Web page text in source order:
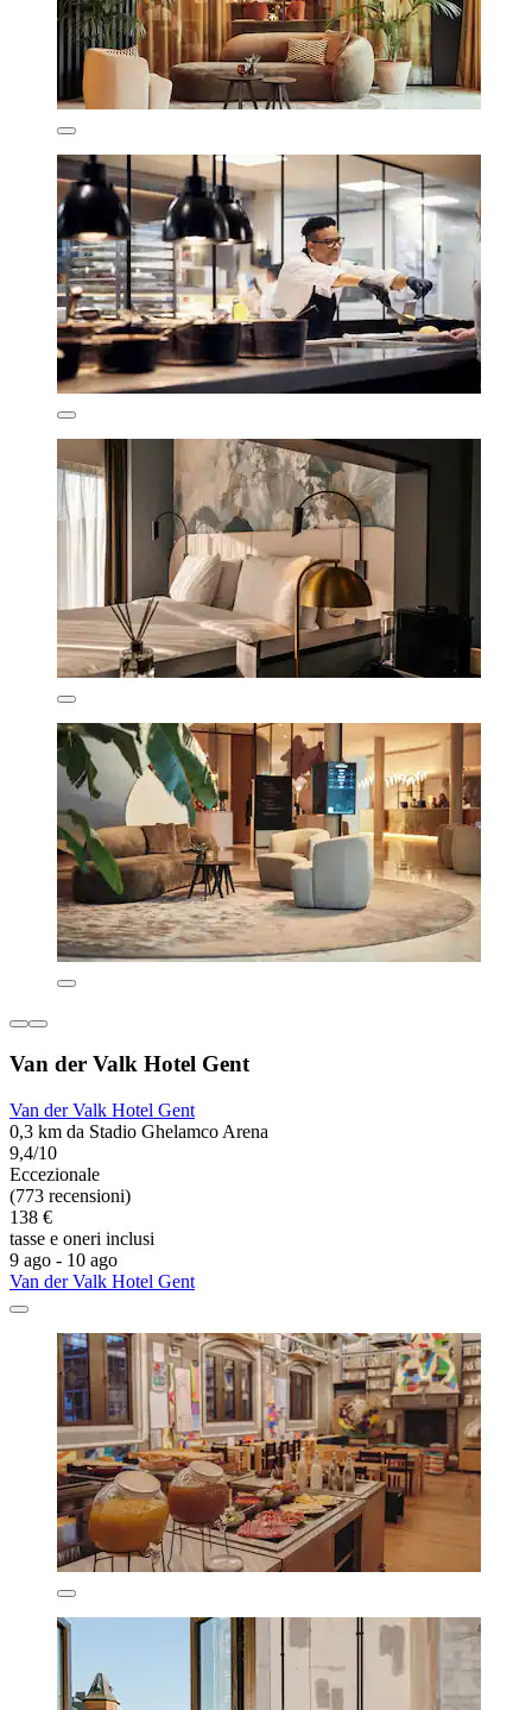
Van der Valk Hotel Gent
Van der Valk Hotel Gent
0,3 km da Stadio Ghelamco Arena
9,4/10
Eccezionale
(773 recensioni)
138 €
tasse e oneri inclusi
9 ago - 10 ago
Van der Valk Hotel Gent